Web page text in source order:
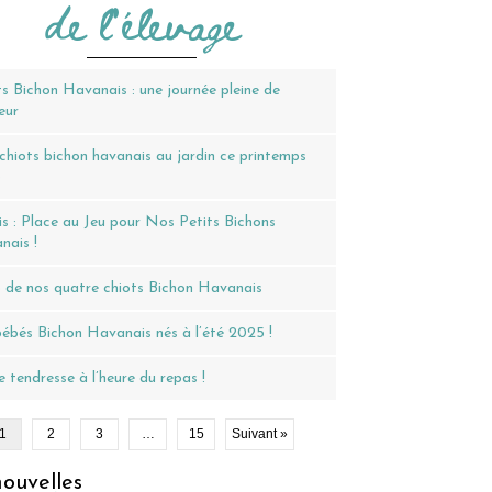
de l'élevage
Bichon Havanais : une journée pleine de
bichon havanais au jardin ce printemps
: Place au Jeu pour Nos Petits Bichons
!
de nos quatre chiots Bichon Havanais
Bichon Havanais nés à l’été 2025 !
tendresse à l’heure du repas !
1 2 3 … 15 Suivant »